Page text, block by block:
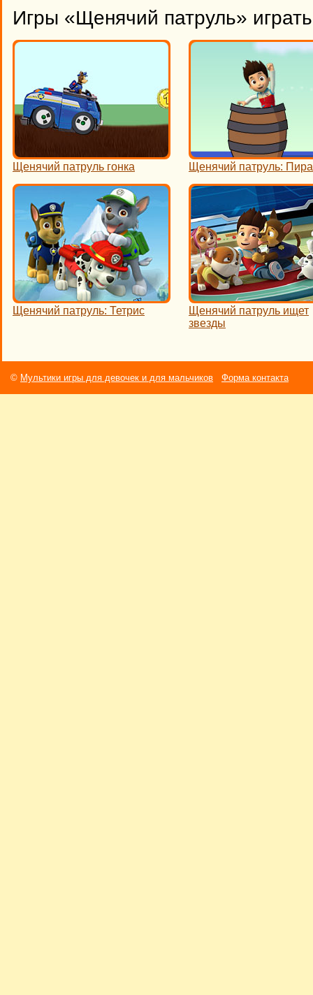
Игры «Щенячий патруль»
Щенячий патруль гонка Щенячий патруль:
Щенячий патруль: Тетрис
Щенячий патруль ищет
звезды
© Мультики игры для девочек и для мальчиков Форма контакта